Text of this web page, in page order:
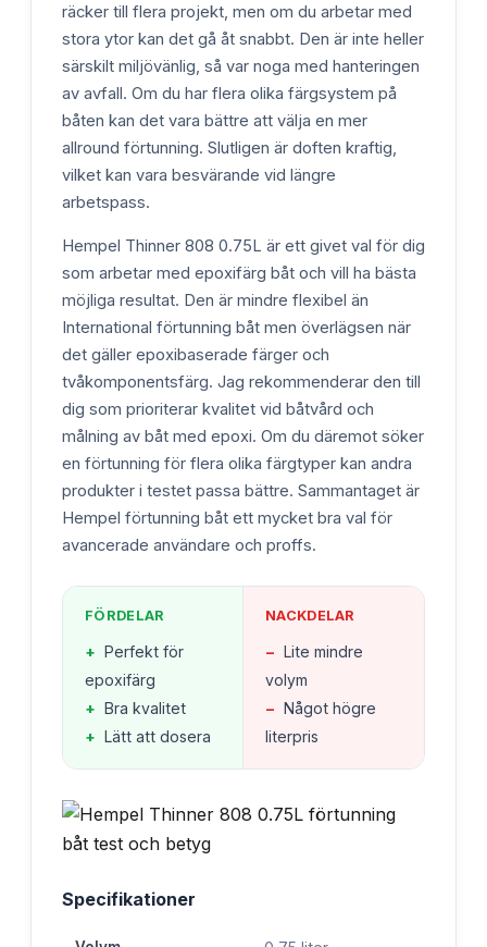
räcker till flera projekt, men om du arbetar med
stora ytor kan det gå åt snabbt. Den är inte heller
särskilt miljövänlig, så var noga med hanteringen
av avfall. Om du har flera olika färgsystem på
båten kan det vara bättre att välja en mer
allround förtunning. Slutligen är doften kraftig,
vilket kan vara besvärande vid längre
arbetspass.
Hempel Thinner 808 0.75L är ett givet val för dig
som arbetar med epoxifärg båt och vill ha bästa
möjliga resultat. Den är mindre flexibel än
International förtunning båt men överlägsen när
det gäller epoxibaserade färger och
tvåkomponentsfärg. Jag rekommenderar den till
dig som prioriterar kvalitet vid båtvård och
målning av båt med epoxi. Om du däremot söker
en förtunning för flera olika färgtyper kan andra
produkter i testet passa bättre. Sammantaget är
Hempel förtunning båt ett mycket bra val för
avancerade användare och proffs.
FÖRDELAR
+ Perfekt för
epoxifärg
+ Bra kvalitet
+ Lätt att dosera
NACKDELAR
− Lite mindre
volym
− Något högre
literpris
Specifikationer